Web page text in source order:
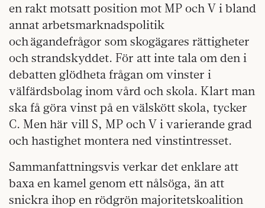
en rakt motsatt position mot MP och V i bland
annat arbetsmarknadspolitik
och ägandefrågor som skogägares rättigheter
och strandskyddet. För att inte tala om den i
debatten glödheta frågan om vinster i
välfärdsbolag inom vård och skola. Klart man
ska få göra vinst på en välskött skola, tycker
C. Men här vill S, MP och V i varierande grad
och hastighet montera ned vinstintresset.
Sammanfattningsvis verkar det enklare att
baxa en kamel genom ett nålsöga, än att
snickra ihop en rödgrön majoritetskoalition